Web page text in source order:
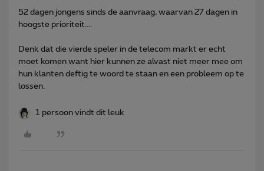
52 dagen jongens sinds de aanvraag, waarvan 27 dagen in
hoogste prioriteit....
Denk dat die vierde speler in de telecom markt er echt
moet komen want hier kunnen ze alvast niet meer mee om
hun klanten deftig te woord te staan en een probleem op te
lossen.
1 persoon vindt dit leuk